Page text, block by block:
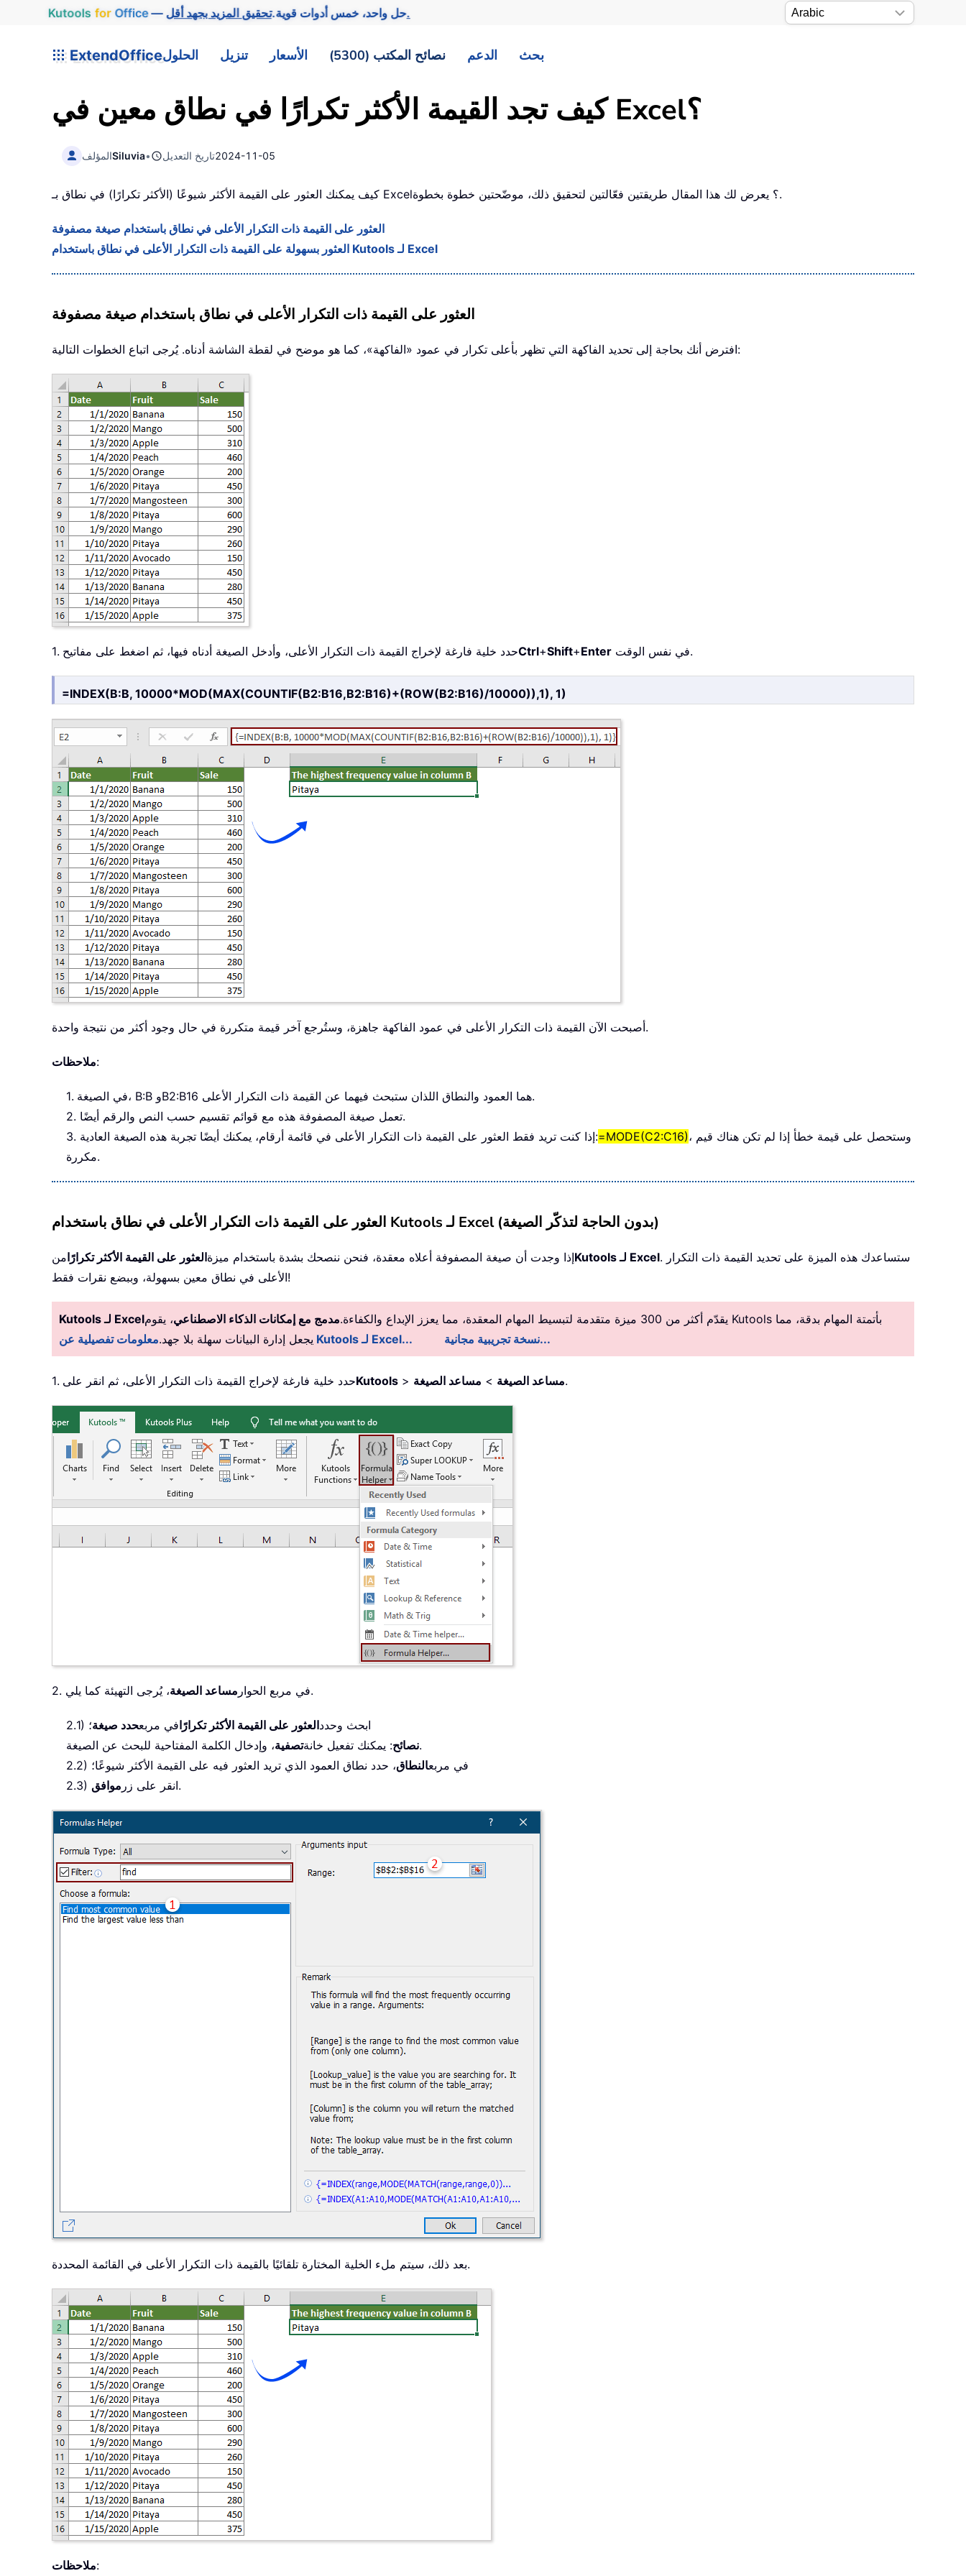
Kutools for Office — حل واحد، خمس أدوات قوية.تحقيق المزيد بجهد أقل.
ExtendOfficeالحلول تنزيل الأسعار نصائح المكتب (5300) الدعم بحث
كيف تجد القيمة الأكثر تكرارًا في نطاق معين في Excel؟
المؤلفSiluvia• تاريخ التعديل2024-11-05
كيف يمكنك العثور على القيمة الأكثر شيوعًا (الأكثر تكرارًا) في نطاق بـ Excel؟ يعرض لك هذا المقال طريقتين فعّالتين لتحقيق ذلك، موضّحتين خطوة بخطوة.
العثور على القيمة ذات التكرار الأعلى في نطاق باستخدام صيغة مصفوفة
العثور بسهولة على القيمة ذات التكرار الأعلى في نطاق باستخدام Kutools لـ Excel
العثور على القيمة ذات التكرار الأعلى في نطاق باستخدام صيغة مصفوفة
افترض أنك بحاجة إلى تحديد الفاكهة التي تظهر بأعلى تكرار في عمود «الفاكهة»، كما هو موضح في لقطة الشاشة أدناه. يُرجى اتباع الخطوات التالية:
1. حدد خلية فارغة لإخراج القيمة ذات التكرار الأعلى، وأدخل الصيغة أدناه فيها، ثم اضغط على مفاتيحCtrl+Shift+Enter في نفس الوقت.
=INDEX(B:B, 10000*MOD(MAX(COUNTIF(B2:B16,B2:B16)+(ROW(B2:B16)/10000)),1), 1)
أصبحت الآن القيمة ذات التكرار الأعلى في عمود الفاكهة جاهزة، وستُرجع آخر قيمة متكررة في حال وجود أكثر من نتيجة واحدة.
ملاحظات:
1. في الصيغة، B:B وB2:B16 هما العمود والنطاق اللذان ستبحث فيهما عن القيمة ذات التكرار الأعلى.
2. تعمل صيغة المصفوفة هذه مع قوائم تقسيم حسب النص والرقم أيضًا.
3. إذا كنت تريد فقط العثور على القيمة ذات التكرار الأعلى في قائمة أرقام، يمكنك أيضًا تجربة هذه الصيغة العادية:=MODE(C2:C16)، وستحصل على قيمة خطأ إذا لم تكن هناك قيم
مكررة.
العثور على القيمة ذات التكرار الأعلى في نطاق باستخدام Kutools لـ Excel (بدون الحاجة لتذكّر الصيغة)
إذا وجدت أن صيغة المصفوفة أعلاه معقدة، فنحن ننصحك بشدة باستخدام ميزةالعثور على القيمة الأكثر تكرارًامن Kutools لـ Excel. ستساعدك هذه الميزة على تحديد القيمة ذات التكرار
الأعلى في نطاق معين بسهولة، وببضع نقرات فقط!
Kutools لـ Excel يقدّم أكثر من 300 ميزة متقدمة لتبسيط المهام المعقدة، مما يعزز الإبداع والكفاءة. مدمج مع إمكانات الذكاء الاصطناعي، يقوم Kutools بأتمتة المهام بدقة، مما
يجعل إدارة البيانات سهلة بلا جهد.
معلومات تفصيلية عن Kutools لـ Excel... نسخة تجريبية مجانية...
1. حدد خلية فارغة لإخراج القيمة ذات التكرار الأعلى، ثم انقر علىKutools > مساعد الصيغة > مساعد الصيغة .
2. في مربع الحوار مساعد الصيغة ، يُرجى التهيئة كما يلي.
2.1) ابحث وحددالعثور على القيمة الأكثر تكرارًافي مربعحدد صيغة؛
نصائح: يمكنك تفعيل خانةتصفية
، وإدخال الكلمة المفتاحية للبحث عن الصيغة.
2.2) في مربعالنطاق، حدد نطاق العمود الذي تريد العثور فيه على القيمة الأكثر شيوعًا؛
2.3) انقر على زر موافق .
بعد ذلك، سيتم ملء الخلية المختارة تلقائيًا بالقيمة ذات التكرار الأعلى في القائمة المحددة.
ملاحظات: